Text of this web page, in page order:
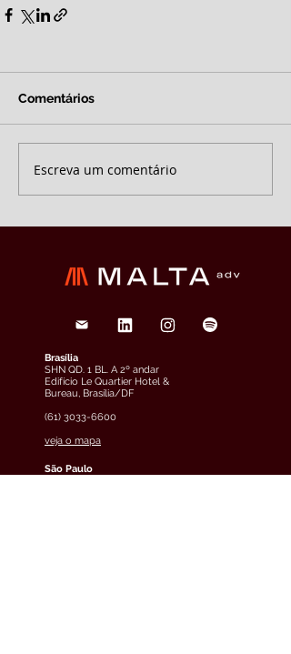
Comentários
Escreva um comentário
Brasília
SHN QD. 1 BL. A 2º andar
Edifício Le Quartier Hotel &
Bureau, Brasília/DF
(61) 3033-6600
veja o mapa
São Paulo